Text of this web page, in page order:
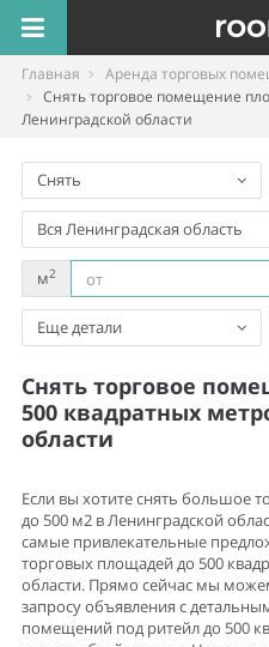
Главная
Аренда торговых
Снять торговое помещение
Ленинградской области
Снять
Вся Ленинградская область
м2
Еще детали
Снять торговое
500 квадратных
области
Если вы хотите снять большое
до 500 м2 в Ленинградской
самые привлекательные
торговых площадей до 500
области. Прямо сейчас мы
запросу объявления с
помещений под ритейл до 500